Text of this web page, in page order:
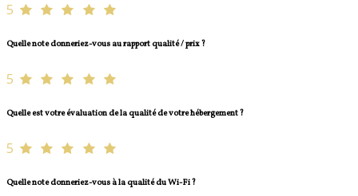
5
Quelle note donneriez-vous au rapport qualité / prix ?
5
Quelle est votre évaluation de la qualité de votre hébergement ?
5
Quelle note donneriez-vous à la qualité du Wi-Fi ?